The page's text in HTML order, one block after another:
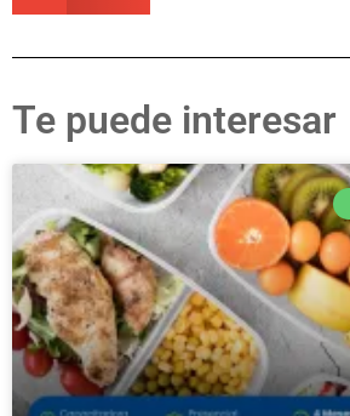
Te puede interesar